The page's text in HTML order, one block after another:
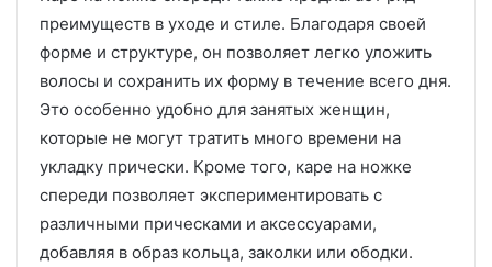
преимуществ в уходе и стиле. Благодаря своей
форме и структуре, он позволяет легко уложить
волосы и сохранить их форму в течение всего дня.
Это особенно удобно для занятых женщин,
которые не могут тратить много времени на
укладку прически. Кроме того, каре на ножке
спереди позволяет экспериментировать с
различными прическами и аксессуарами,
добавляя в образ кольца, заколки или ободки.